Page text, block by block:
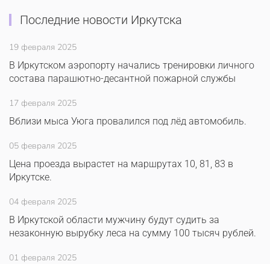
Последние новости Иркутска
19 февраля 2025
В Иркутском аэропорту начались тренировки личного
состава парашютно-десантной пожарной службы
17 февраля 2025
Вблизи мыса Уюга провалился под лёд автомобиль.
05 февраля 2025
Цена проезда вырастет на маршрутах 10, 81, 83 в
Иркутске.
04 февраля 2025
В Иркутской области мужчину будут судить за
незаконную вырубку леса на сумму 100 тысяч рублей.
01 февраля 2025